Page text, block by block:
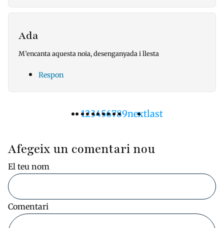
Ada
M’encanta aquesta noia, desenganyada i llesta
Respon
Pàgina
1Pàgina
2Pàgina
3Pàgina
4Pàgina
5Pàgina
6Pàgina
7Pàgina
8Pàgina
9Pàgina
nextÚltima
last
Afegeix un comentari nou
El teu nom
Comentari